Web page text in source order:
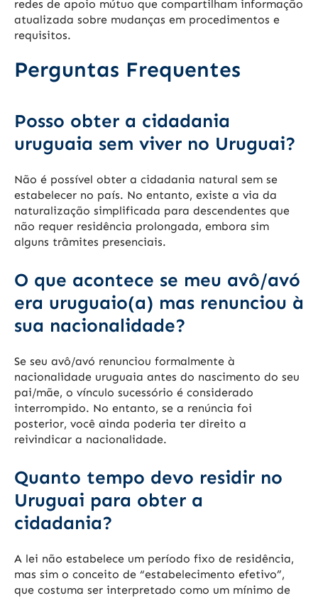
redes de apoio mútuo que compartilham informação
atualizada sobre mudanças em procedimentos e
requisitos.
Perguntas Frequentes
Posso obter a cidadania
uruguaia sem viver no Uruguai?
Não é possível obter a cidadania natural sem se
estabelecer no país. No entanto, existe a via da
naturalização simplificada para descendentes que
não requer residência prolongada, embora sim
alguns trâmites presenciais.
O que acontece se meu avô/avó
era uruguaio(a) mas renunciou à
sua nacionalidade?
Se seu avô/avó renunciou formalmente à
nacionalidade uruguaia antes do nascimento do seu
pai/mãe, o vínculo sucessório é considerado
interrompido. No entanto, se a renúncia foi
posterior, você ainda poderia ter direito a
reivindicar a nacionalidade.
Quanto tempo devo residir no
Uruguai para obter a
cidadania?
A lei não estabelece um período fixo de residência,
mas sim o conceito de “estabelecimento efetivo”,
que costuma ser interpretado como um mínimo de